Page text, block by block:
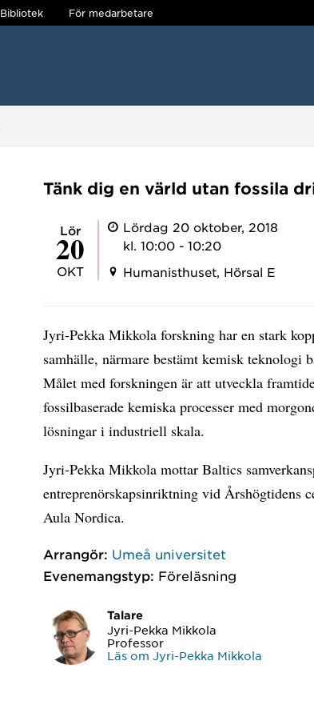
Bibliotek För medarbetare
Tänk dig en värld utan fossila
lör
20
OKT
Lördag 20 oktober, 2018
kl. 10:00 - 10:20
Humanisthuset, Hörsal E
Jyri-Pekka Mikkola forskning har en stark
samhälle, närmare bestämt kemisk teknologi
Målet med forskningen är att utveckla
fossilbaserade kemiska processer med
lösningar i industriell skala.
Jyri-Pekka Mikkola mottar Baltics
entreprenörskapsinriktning vid Årshögtidens
Aula Nordica.
Arrangör: Umeå universitet
Evenemangstyp: Föreläsning
Talare
Jyri-Pekka Mikkola
Professor
Läs om Jyri-Pekka Mikkola